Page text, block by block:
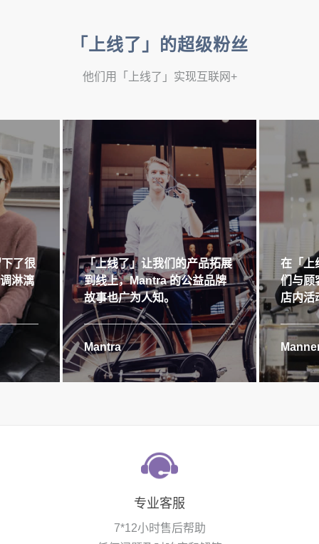
「上线了」的超级粉丝
他们用「上线了」实现互联网+
了很
淋漓
「上线了」让我们的产品拓展
到线上，Mantra 的公益品牌
故事也广为人知。
Mantra
在「上
们与顾
店内活
专业客服
7*12小时售后帮助